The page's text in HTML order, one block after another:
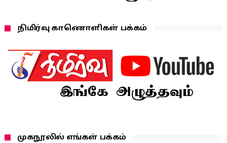
நிமிர்வு காணொளிகள் பக்கம்
முகநூலில் எங்கள் பக்கம்